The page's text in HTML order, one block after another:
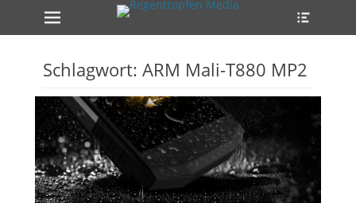
Erstes Menü
Zum
Inhalt:
Schlagwort: ARM Mali-T880 MP2